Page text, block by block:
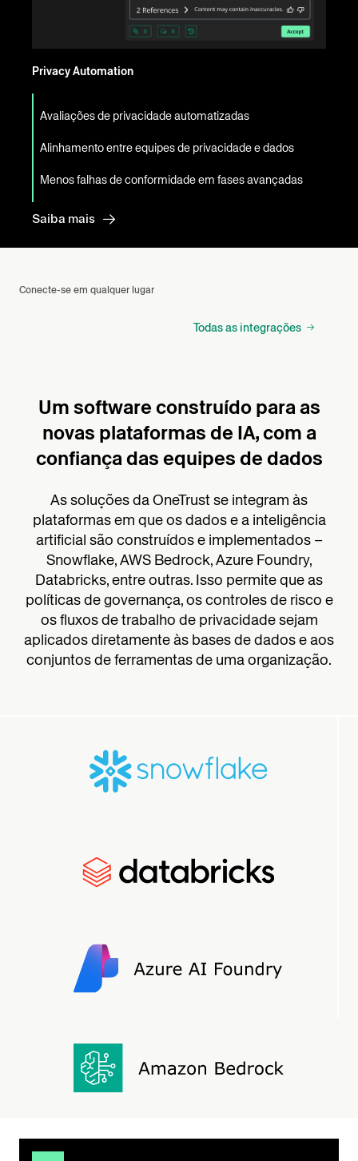
Privacy Automation
Avaliações de privacidade automatizadas
Alinhamento entre equipes de privacidade e dados
Menos falhas de conformidade em fases avançadas
Saiba mais
Conecte-se em qualquer lugar
Todas as integrações
Um software construído para as
novas plataformas de IA, com a
confiança das equipes de dados
As soluções da OneTrust se integram às
plataformas em que os dados e a inteligência
artificial são construídos e implementados –
Snowflake, AWS Bedrock, Azure Foundry,
Databricks, entre outras. Isso permite que as
políticas de governança, os controles de risco e
os fluxos de trabalho de privacidade sejam
aplicados diretamente às bases de dados e aos
conjuntos de ferramentas de uma organização.